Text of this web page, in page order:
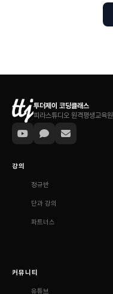
투더제이 코딩클래스
피라스튜디오 원격평생교육원
강의
정규반
단과 강의
파트너스
커뮤니티
유튜브